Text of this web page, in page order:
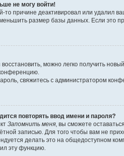
не могу войти!
то причине деактивировал или удалил
размер базы данных. Если это
можно легко получить
свяжитесь с администратором
повторять ввод имени и пароля?
Запомнить меня , вы сможете
записью. Для того чтобы вам не
делать это на общедоступном
эту функцию.